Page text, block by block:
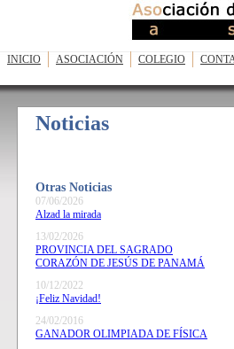
INICIO ASOCIACIÓN COLEGIO
Noticias
Otras Noticias
07/06/2026
Alzad la mirada
13/02/2026
PROVINCIA DEL SAGRADO
CORAZÓN DE JESÚS DE PANAMÁ
10/12/2022
¡Feliz Navidad!
24/02/2016
GANADOR OLIMPIADA DE FÍSICA